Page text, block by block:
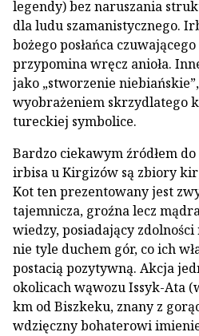
legendy) bez naruszania
dla ludu szamanistycznego.
bożego posłańca
przypomina wręcz anioła.
jako „stworzenie
wyobrażeniem skrzydlatego
tureckiej symbolice.
Bardzo ciekawym źródłem
irbisa u Kirgizów są zbiory
Kot ten prezentowany jest
tajemnicza, groźna lecz
wiedzy, posiadający
nie tyle duchem gór, co ich
postacią pozytywną. Akcja
okolicach wąwozu Issyk-Ata
km od Biszkeku, znany z
wdzięczny bohaterowi